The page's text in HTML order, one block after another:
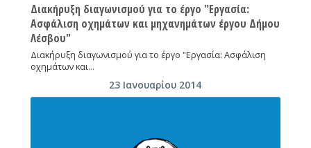
Διακήρυξη διαγωνισμού για το έργο "Εργασία:
Ασφάλιση οχημάτων και μηχανημάτων έργου Δήμου
Λέσβου"
Διακήρυξη διαγωνισμού για το έργο "Εργασία: Ασφάλιση
οχημάτων και…
23 Ιανουαρίου 2014